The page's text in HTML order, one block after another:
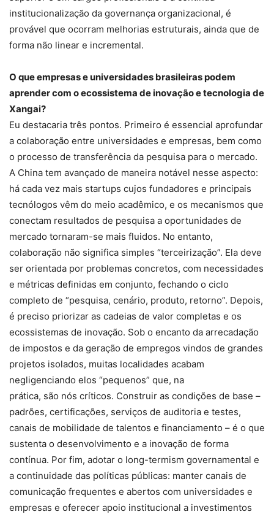
institucionalização da governança organizacional, é
provável que ocorram melhorias estruturais, ainda que de
forma não linear e incremental.
O que empresas e universidades brasileiras podem
aprender com o ecossistema de inovação e tecnologia de
Xangai?
Eu destacaria três pontos. Primeiro é essencial aprofundar
a colaboração entre universidades e empresas, bem como
o processo de transferência da pesquisa para o mercado.
A China tem avançado de maneira notável nesse aspecto:
há cada vez mais startups cujos fundadores e principais
tecnólogos vêm do meio acadêmico, e os mecanismos que
conectam resultados de pesquisa a oportunidades de
mercado tornaram-se mais fluidos. No entanto,
colaboração não significa simples “terceirização”. Ela deve
ser orientada por problemas concretos, com necessidades
e métricas definidas em conjunto, fechando o ciclo
completo de “pesquisa, cenário, produto, retorno”. Depois,
é preciso priorizar as cadeias de valor completas e os
ecossistemas de inovação. Sob o encanto da arrecadação
de impostos e da geração de empregos vindos de grandes
projetos isolados, muitas localidades acabam
negligenciando elos “pequenos” que, na
prática, são nós críticos. Construir as condições de base –
padrões, certificações, serviços de auditoria e testes,
canais de mobilidade de talentos e financiamento – é o que
sustenta o desenvolvimento e a inovação de forma
contínua. Por fim, adotar o long-termism governamental e
a continuidade das políticas públicas: manter canais de
comunicação frequentes e abertos com universidades e
empresas e oferecer apoio institucional a investimentos